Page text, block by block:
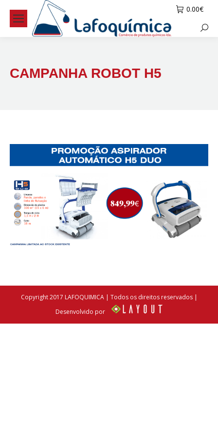
0.00€
CAMPANHA ROBOT H5
Copyright 2017 LAFOQUIMICA | Todos os direitos reservados |
Desenvolvido por